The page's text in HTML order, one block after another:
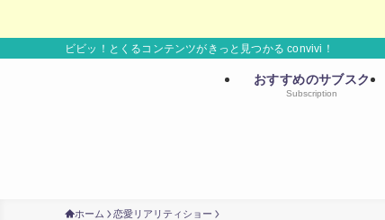
ビビッ！とくるコンテンツがきっと見つかる convivi！
おすすめのサブスク
Subscription
ホーム 恋愛リアリティショー